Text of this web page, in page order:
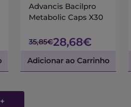
Advancis Bacilpro
Metabolic Caps X30
35,85€28,68€
Adicionar ao Carrinho